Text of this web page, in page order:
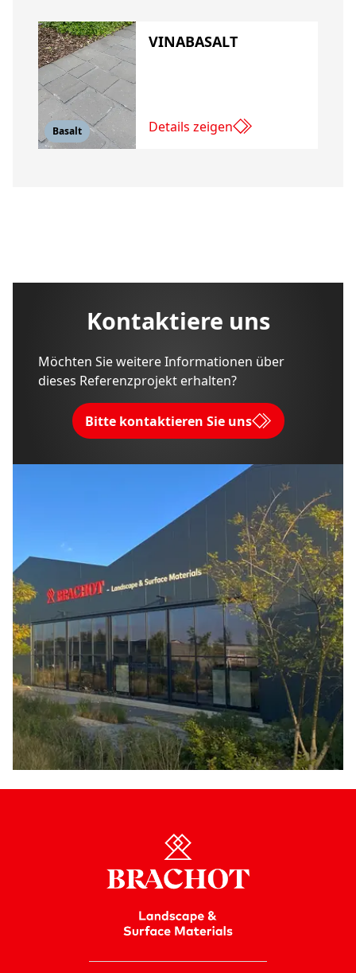
Basalt
VINABASALT
Details zeigen
Kontaktiere uns
Möchten Sie weitere Informationen über
dieses Referenzprojekt erhalten?
Bitte kontaktieren Sie uns